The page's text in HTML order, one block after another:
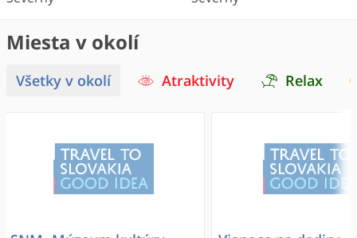
Miesta v okolí
Všetky v okolí Atraktivity Relax